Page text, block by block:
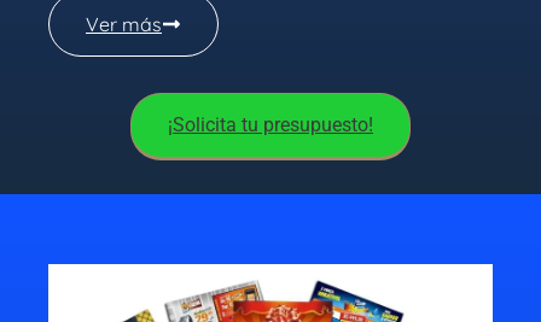
Ver más
¡Solicita tu presupuesto!